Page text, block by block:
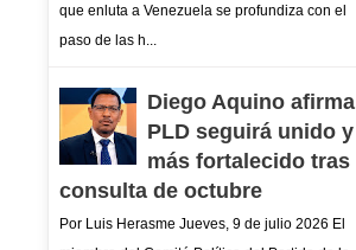
que enluta a Venezuela se profundiza con el
paso de las h...
Diego Aquino afirma
PLD seguirá unido y
más fortalecido tras
consulta de octubre
Por Luis Herasme Jueves, 9 de julio 2026 El